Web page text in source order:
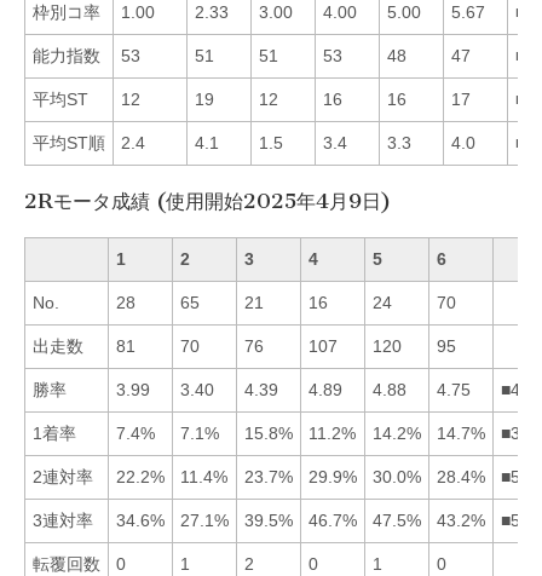
枠別コ率 1.00 2.33 3.00 4.00 5.00 5.67
能力指数 53 51 51 53 48 47
平均ST 12 19 12 16 16 17
平均ST順 2.4 4.1 1.5 3.4 3.3 4.0
2Rモータ成績 (使用開始2025年4月9日)
1 2 3 4 5 6
No. 28 65 21 16 24 70
出走数 81 70 76 107 120 95
勝率 3.99 3.40 4.39 4.89 4.88 4.75
1着率 7.4% 7.1% 15.8% 11.2% 14.2% 14.7%
2連対率 22.2% 11.4% 23.7% 29.9% 30.0% 28.4%
3連対率 34.6% 27.1% 39.5% 46.7% 47.5% 43.2%
転覆回数 0 1 2 0 1 0